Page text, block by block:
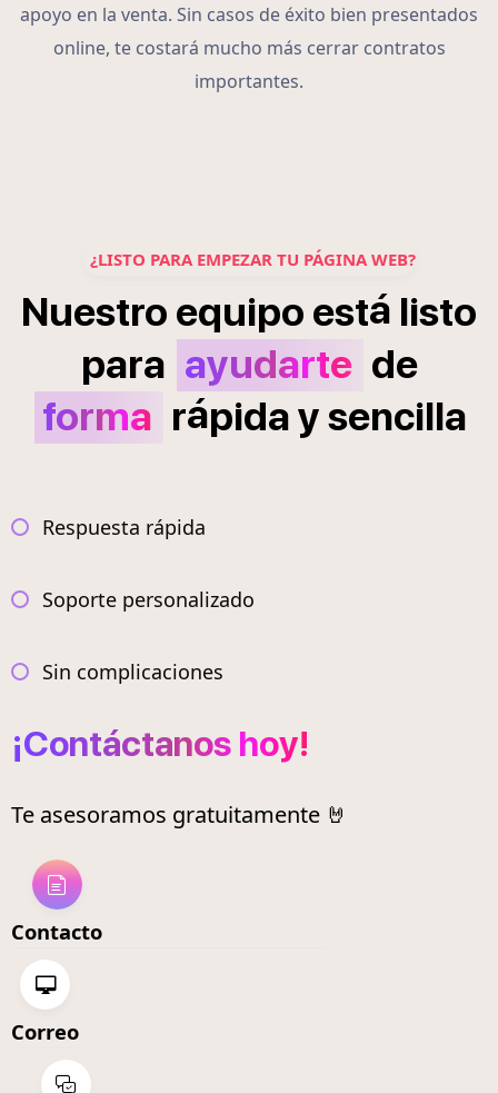
apoyo en la venta. Sin casos de éxito bien presentados
online, te costará mucho más cerrar contratos
importantes.
¿LISTO PARA EMPEZAR TU PÁGINA WEB?
Nuestro equipo está listo
para ayudarte de
forma rápidaysencilla
Respuesta rápida
Soporte personalizado
Sin complicaciones
¡Contáctanos hoy!
Te asesoramos gratuitamente 🤘
Contacto
Correo